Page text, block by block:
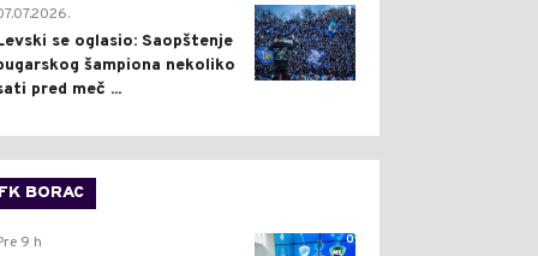
1
se oglasio: Saopštenje
šampiona nekoliko
pred meč ...
FK BORAC
0
9 h